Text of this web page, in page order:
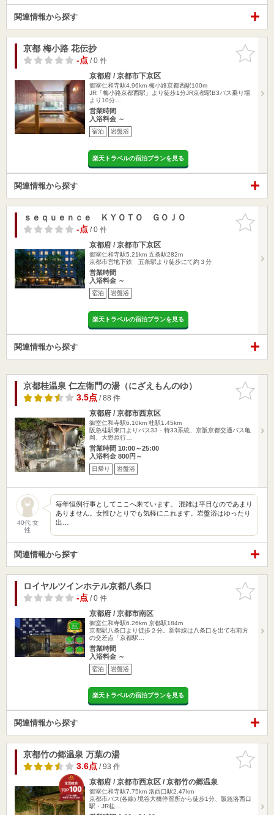
関連情報から探す
お気に入
りに追加
京都 梅小路 花伝抄
-点/ 0 件
京都府 / 京都市下京区
御室仁和寺駅4.96km 梅小路京都西駅100m
JR「梅小路京都西駅」より徒歩1分JR京都駅B3バス乗り場
より10分…
営業時間
入浴料金 ～
宿泊 岩盤浴
楽天トラベルの宿泊プランを見る
関連情報から探す
お気に入
りに追加
ｓｅｑｕｅｎｃｅ ＫＹＯＴＯ ＧＯＪＯ
-点/ 0 件
京都府 / 京都市下京区
御室仁和寺駅5.21km 五条駅282m
京都市営地下鉄 五条駅より徒歩にて約３分
営業時間
入浴料金 ～
宿泊 岩盤浴
楽天トラベルの宿泊プランを見る
関連情報から探す
お気に入
りに追加
京都桂温泉 仁左衛門の湯（にざえもんのゆ）
3.5点/ 88 件
京都府 / 京都市西京区
御室仁和寺駅6.10km 桂駅1.45km
阪急桂駅東口よりバス33・特33系統、京阪京都交通バス亀
岡、大野原行…
営業時間 10:00～25:00
入浴料金 800円～
日帰り 岩盤浴
40代 女
性
毎年恒例行事としてここへ来ています。 混雑は平日なのであまり
ありません。女性ひとりでも気軽にこれます。岩盤浴はゆったり
出…
関連情報から探す
お気に入
りに追加
ロイヤルツインホテル京都八条口
-点/ 0 件
京都府 / 京都市南区
御室仁和寺駅6.26km 京都駅184m
京都駅八条口より徒歩２分。新幹線は八条口を出て右前方
の交差点「京都駅…
営業時間
入浴料金 ～
宿泊 岩盤浴
楽天トラベルの宿泊プランを見る
関連情報から探す
お気に入
りに追加
京都竹の郷温泉 万葉の湯
3.6点/ 93 件
京都府 / 京都市西京区 / 京都竹の郷温泉
御室仁和寺駅7.75km 洛西口駅2.47km
京都市バス(各線) 境谷大橋停留所から徒歩1分、阪急洛西口
駅・JR桂…